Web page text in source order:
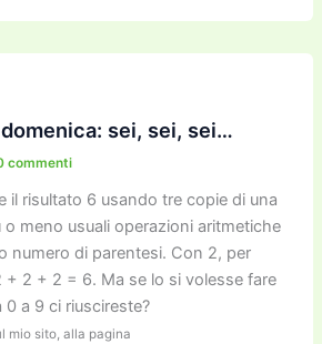
ai
l
st
o
o
e
gr
m
p
y
n
k
e
n
n
di
sei, sei, sei…
commenti
il risultato 6 usando tre copie di una
o meno usuali operazioni aritmetiche
numero di parentesi. Con 2, per
+ 2 + 2 = 6. Ma se lo si volesse fare
a 9 ci riuscireste?
mio sito, alla pagina